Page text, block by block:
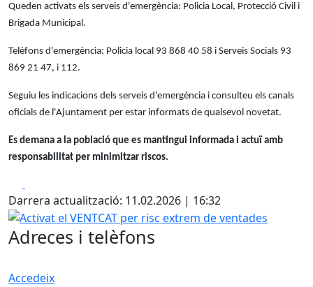
Queden activats els serveis d'emergència: Policia Local, Protecció Civil i
Brigada Municipal.
Telèfons d'emergència: Policia local 93 868 40 58 i Serveis Socials 93
869 21 47, i 112.
Seguiu les indicacions dels serveis d'emergència i consulteu els canals
oficials de l'Ajuntament per estar informats de qualsevol novetat.
Es demana a la població que es mantingui informada i actuï amb
responsabilitat per minimitzar riscos.
Darrera actualització: 11.02.2026 | 16:32
Activat el VENTCAT per risc extrem de ventades
Adreces i telèfons
Accedeix